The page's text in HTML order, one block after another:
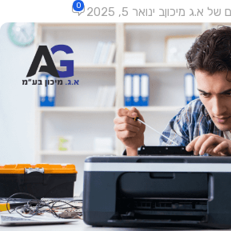
של א.ג מיכוןב ינואר 5, 2025 0